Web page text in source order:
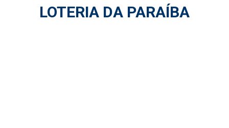
LOTERIA DA PARAÍBA